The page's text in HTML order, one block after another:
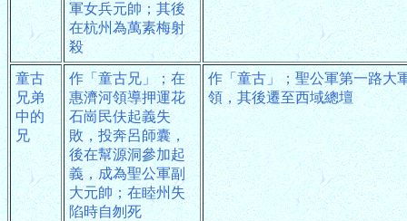
軍女兵元帥；其後
在杭州為萬素梅射
殺
童古
兄弟
中的
兄
作「童古兄」；在
惠濟河領導押運花
石崗民伕起義失
敗，投奔呂師囊，
後在幫源洞參加起
義，成為聖公軍副
大元帥；在睦州失
陷時自刎死
作「童古」；聖公軍第一路大
領，其後遷至西域總壇